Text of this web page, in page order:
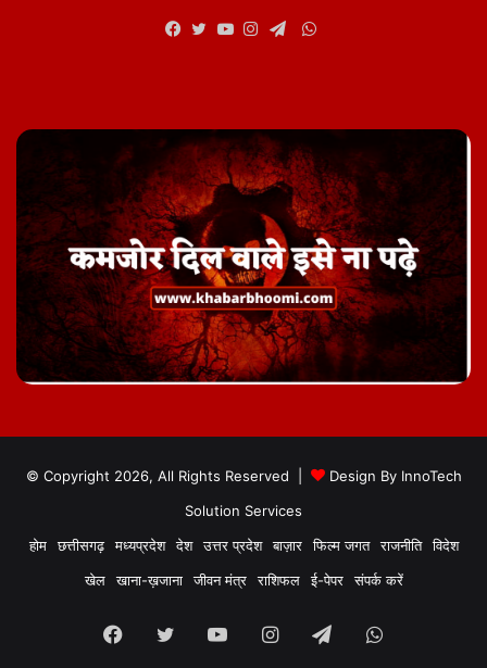
WhatsApp
© Copyright 2026, All Rights Reserved | Design By InnoTech
Solution Services
होम
छत्तीसगढ़ मध्यप्रदेश देश उत्तर प्रदेश बाज़ार फिल्म जगत राजनीति
विदेश
खेल
खाना-ख़जाना जीवन मंत्र राशिफल ई-पेपर संपर्क करें
Facebook
TwitterYouTubeInstagram
TelegramWhatsApp